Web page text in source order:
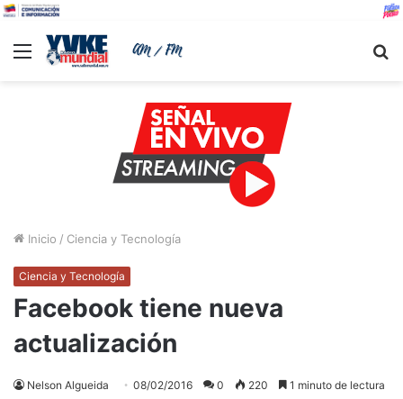
Menu
Inicio / Ciencia y Tecnología
Ciencia y Tecnología
Facebook tiene nueva
actualización
Nelson Algueida 08/02/2016 0 220 1 minuto de lectura